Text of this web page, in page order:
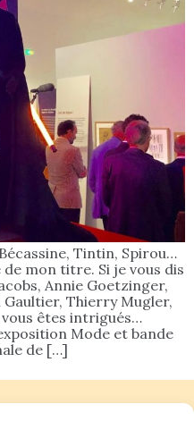
Tintin, Spirou…
mon titre. Si je vous dis
Annie Goetzinger,
Gaultier, Thierry Mugler,
êtes intrigués…
Mode et bande
de […]